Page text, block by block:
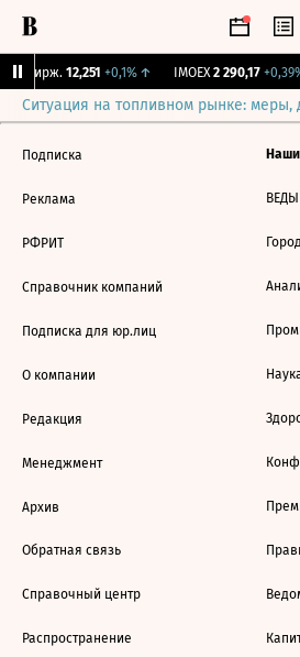
Бирж. 12,251 +0,1%↑ IMOEX 2 290,17 +0,39%
Ситуация на топливном рынке: меры,
Подписка
Реклама
РФРИТ
Справочник компаний
Подписка для юр.лиц
О компании
Редакция
Менеджмент
Архив
Обратная связь
Справочный центр
Распространение
ВЕДЫ